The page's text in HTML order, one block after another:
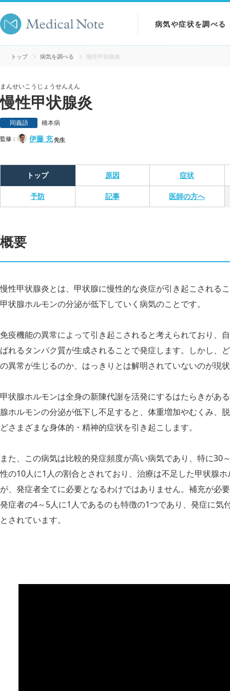
病気や症状を調べる
病気を調べる
トップ 病気を調べる 慢性甲状腺炎
まんせいこうじょうせんえん
慢性甲状腺炎
同義語 橋本病
監修： 伊藤 充先生
トップ 原因 症状
予防 記事 医師の方へ
概要
慢性甲状腺炎とは、甲状腺に慢性的な炎症が引き起こされる
甲状腺ホルモンの分泌が低下していく病気のことです。
免疫機能の異常によって引き起こされると考えられており、
ばれるタンパク質が生成されることで発症します。しかし、
の異常が生じるのか、はっきりとは解明されていないのが現
甲状腺ホルモンは全身の新陳代謝を活発にするはたらきがあ
腺ホルモンの分泌が低下し不足すると、体重増加やむくみ、
どさまざまな身体的・精神的症状を引き起こします。
また、この病気は比較的発症頻度が高い病気であり、特に30
性の10人に1人の割合とされており、治療は不足した甲状腺
が、発症者全てに必要となるわけではありません。補充が必
発症者の4～5人に1人であるのも特徴の1つであり、発症に気
とされています。